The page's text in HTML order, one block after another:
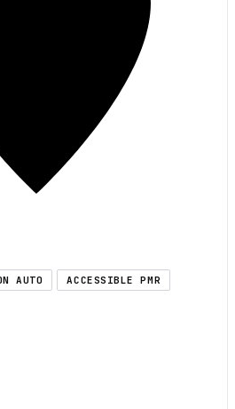
AUTO ACCESSIBLE PMR